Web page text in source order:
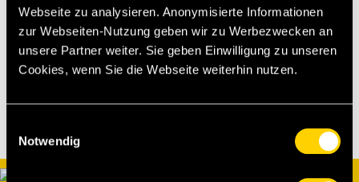
Webseite zu analysieren. Anonymisierte Informationen
zur Webseiten-Nutzung geben wir zu Werbezwecken an
unsere Partner weiter. Sie geben Einwilligung zu unseren
Cookies, wenn Sie die Webseite weiterhin nutzen.
Notwendig
Allergenen findest duhier.
Beverage Angebot